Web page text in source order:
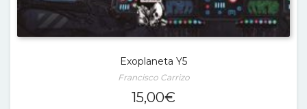
Exoplaneta Y5
Francisco Carrizo
15,00€